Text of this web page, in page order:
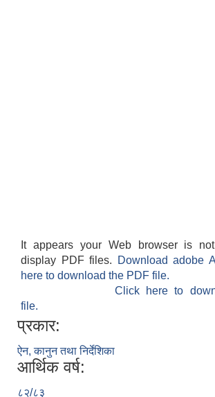
It appears your Web browser is
display PDF files.
Download adobe
here to download the PDF file.
Click here to
file.
प्रकार:
ऐन, कानुन तथा निर्देशिका
आर्थिक वर्ष:
८२/८३